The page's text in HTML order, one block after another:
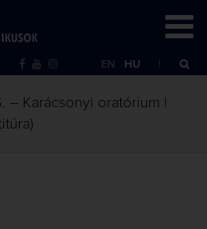
EN HU
– Karácsonyi oratórium |